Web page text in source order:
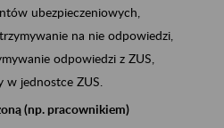
ubezpieczeniowych,
na nie odpowiedzi,
odpowiedzi z ZUS,
w jednostce ZUS.
(np. pracownikiem)